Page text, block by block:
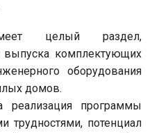
целый раздел,
комплектующих
оборудования
домов.
программы
трудностями, потенциал